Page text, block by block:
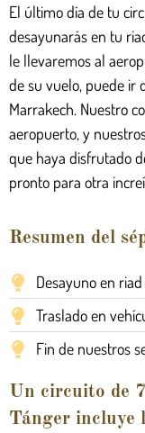
El último día de tu
desayunarás en tu
le llevaremos al
de su vuelo, puede ir
Marrakech. Nuestro
aeropuerto, y
que haya disfrutado
pronto para otra
Resumen del
Desayuno en
Traslado en
Fin de nuestros
Un circuito de
Tánger incluye